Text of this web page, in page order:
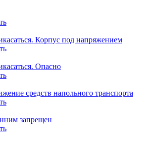
Корпус под напряжением
Опасно
средств напольного транспорта
запрещен